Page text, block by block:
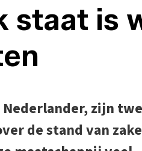
staat is
zijn
de stand van